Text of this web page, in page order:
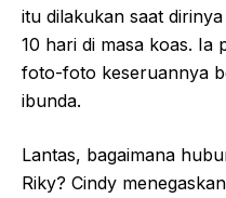
itu dilakukan saat
10 hari di masa koas. Ia
foto-foto keseruannya
ibunda.
Lantas, bagaimana
Riky? Cindy